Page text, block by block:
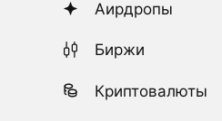
Аирдропы
Биржи
Криптовалюты